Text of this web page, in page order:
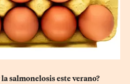
salmonelosis este verano?